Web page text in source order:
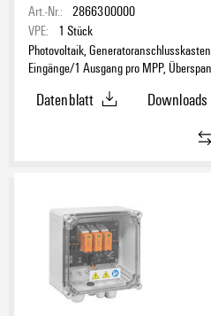
Art.-Nr.: 2866300000
VPE:
1 Stück
Photovoltaik,
Eingänge/1 Ausgang pro MPP,
Datenblatt
Downloads